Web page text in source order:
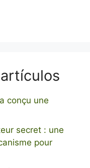
conçu une
secret : une
pour